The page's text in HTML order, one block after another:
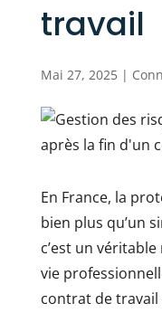
travail
Mai 27, 2025|
En France, la
bien plus qu’un
c’est un
vie
contrat de